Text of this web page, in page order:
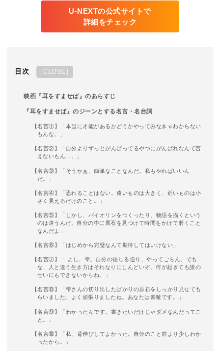
U-NEXTの公式サイトで
詳細をチェック
目次 CLOSE
映画『耳をすませば』のあらすじ
『耳をすませば』のジーンとする名言・名台詞
【名言①】「本当に才能があるかどうかやってみなきゃわからない
もんな。」
【名言②】「自分よりずっとがんばってるやつにがんばれなんて言
えないもん…。」
【名言③】「そうかぁ、簡単なことなんだ。私もやればいいん
だ。」
【名言④】「恐れることはない。遠いものは大きく、近いものは小
さく見えるだけのこと。」
【名言⑤】「しかし、バイオリンをつくったり、物語を描くという
のは違うんだ。自分の中に原石を見つけて時間をかけて磨くこと
なんだよ」
【名言⑥】「はじめから完璧なんて期待してはいけない」
【名言⑦】「 よし、雫。自分の信じる通り、やってごらん。でも
な、人と違う生き方はそれなりにしんどいぞ。何が起きても誰の
せいにもできないからね。」
【名言⑧】「雫さんの切り出したばかりの原石をしっかり見せても
らいました。よく頑張りましたね。あなたは素敵です。」
【名言⑨】「わかったんです。書きたいだけじゃダメなんだってこ
と。」
【名言⑩】「私、背伸びしてよかった。自分のこと前より少しわか
ったから。」